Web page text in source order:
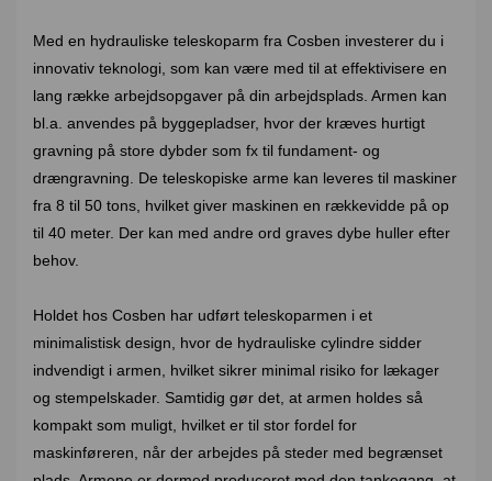
Med en hydrauliske teleskoparm fra Cosben investerer du i
innovativ teknologi, som kan være med til at effektivisere en
lang række arbejdsopgaver på din arbejdsplads. Armen kan
bl.a. anvendes på byggepladser, hvor der kræves hurtigt
gravning på store dybder som fx til fundament- og
drængravning. De teleskopiske arme kan leveres til maskiner
fra 8 til 50 tons, hvilket giver maskinen en rækkevidde på op
til 40 meter. Der kan med andre ord graves dybe huller efter
behov.
Holdet hos Cosben har udført teleskoparmen i et
minimalistisk design, hvor de hydrauliske cylindre sidder
indvendigt i armen, hvilket sikrer minimal risiko for lækager
og stempelskader. Samtidig gør det, at armen holdes så
kompakt som muligt, hvilket er til stor fordel for
maskinføreren, når der arbejdes på steder med begrænset